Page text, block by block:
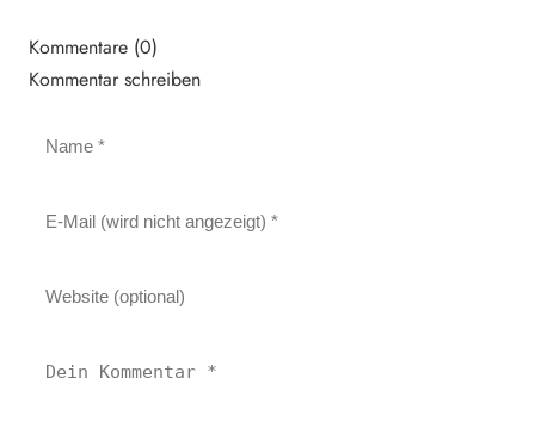
Kommentare (0)
Kommentar schreiben